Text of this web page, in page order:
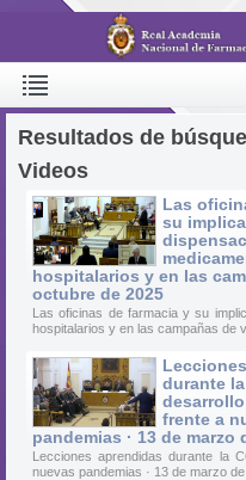
Resultados de
Videos
Las
su
hospitalarios y en las
octubre de 2025
Las oficinas de farmacia y su
hospitalarios y en las campañas de
durante la
frente a
pandemias · 13 de marzo
Lecciones aprendidas durante la
nuevas pandemias · 13 de marzo